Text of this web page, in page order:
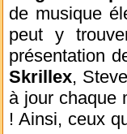
de musique
peut y
présentation
Skrillex,
à jour chaque
! Ainsi, ceux